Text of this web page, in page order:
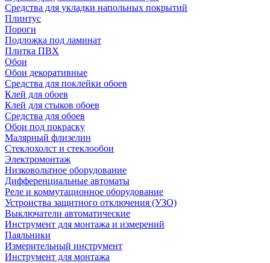
Средства для укладки напольных покрытий
Плинтус
Пороги
Подложка под ламинат
Плитка ПВХ
Обои
Обои декоративные
Средства для поклейки обоев
Клей для обоев
Клей для стыков обоев
Средства для обоев
Обои под покраску
Малярный флизелин
Стеклохолст и стеклообои
Электромонтаж
Низковольтное оборудование
Дифференциальные автоматы
Реле и коммутационное оборудование
Устроиства защитного отключения (УЗО)
Выключатели автоматические
Инструмент для монтажа и измерений
Паяльники
Измерительный инструмент
Инструмент для монтажа